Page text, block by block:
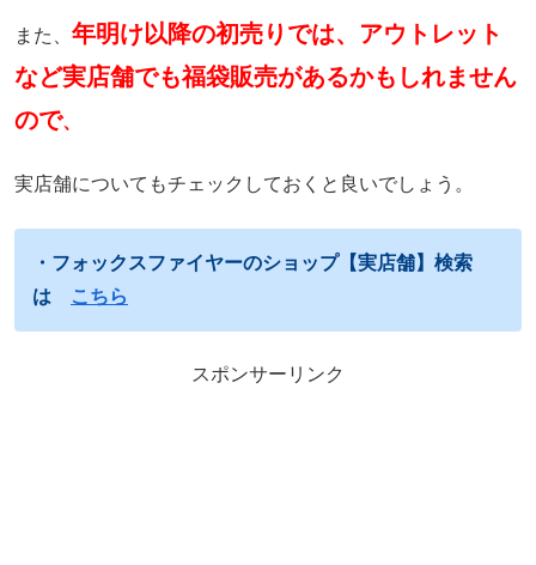
また、 年明け以降の初売りでは、アウトレット
など実店舗でも福袋販売があるかもしれません
ので、
実店舗についてもチェックしておくと良いでしょう。
・フォックスファイヤーのショップ【実店舗】検索
は
こちら
スポンサーリンク